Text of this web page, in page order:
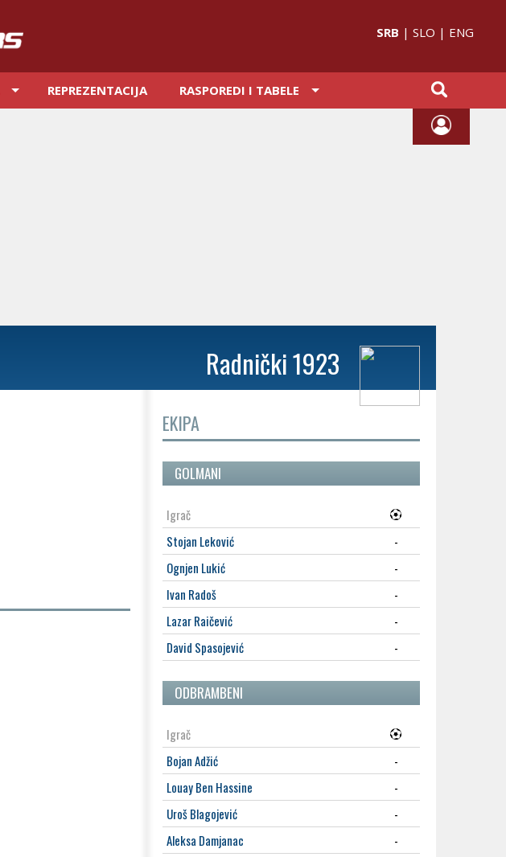
SRB | SLO | ENG
REPREZENTACIJA RASPOREDI I TABELE
EKIPA
GOLMANI
Igrač
Stojan Leković
-
Ognjen Lukić
-
Ivan Radoš
-
Lazar Raičević
-
David Spasojević
-
ODBRAMBENI
Igrač
Bojan Adžić
-
Louay Ben Hassine
-
Uroš Blagojević
-
Aleksa Damjanac
-
Radnički 1923